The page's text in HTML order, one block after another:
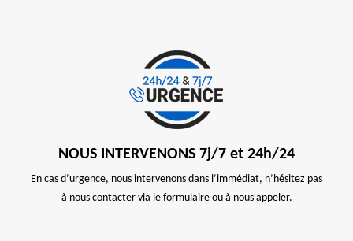
NOUS INTERVENONS 7j/7 et 24h/24
En cas d’urgence, nous intervenons dans l’immédiat, n’hésitez pas
à nous contacter via le formulaire ou à nous appeler.